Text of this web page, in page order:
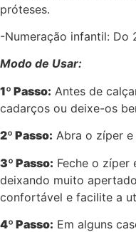
próteses.
-Numeração infantil: Do
Modo de Usar:
1º Passo: Antes de
cadarços ou deixe-os
2º Passo: Abra o zíper
3º Passo: Feche o zíper
deixando muito
confortável e facilite a
4º Passo: Em alguns